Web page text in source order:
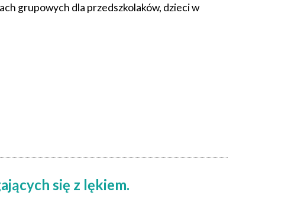
grupowych dla przedszkolaków, dzieci w
się z lękiem.